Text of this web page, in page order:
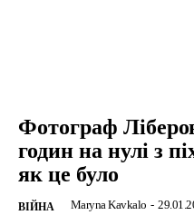
Фотограф
годин на нулі з
як це було
ВІЙНА Maryna Kavkalo -